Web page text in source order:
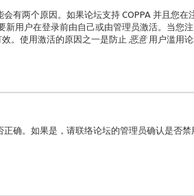
有两个原因。如果论坛支持 COPPA 并且您在
用户在登录前由自己或由管理员激活。当您
。使用激活的原因之一是防止 恶意用户滥用论
确。如果是，请联络论坛的管理员确认是否